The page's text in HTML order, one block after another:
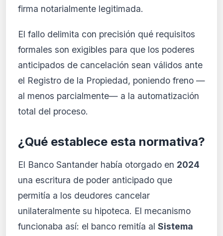
firma notarialmente legitimada.
El fallo delimita con precisión qué requisitos
formales son exigibles para que los poderes
anticipados de cancelación sean válidos ante
el Registro de la Propiedad, poniendo freno —
al menos parcialmente— a la automatización
total del proceso.
¿Qué establece esta normativa?
El Banco Santander había otorgado en 2024
una escritura de poder anticipado que
permitía a los deudores cancelar
unilateralmente su hipoteca. El mecanismo
funcionaba así: el banco remitía al Sistema